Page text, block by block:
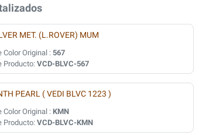
MET. (L.ROVER) MUM
Color Original : 567
Producto: VCD-BLVC-567
PEARL ( VEDI BLVC 1223 )
Color Original : KMN
Producto: VCD-BLVC-KMN